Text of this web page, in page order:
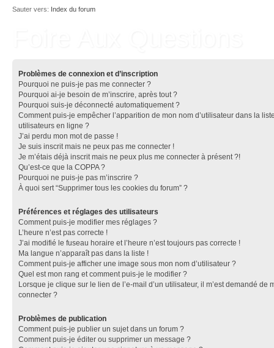
Sauter vers: Index du forum
Problèmes de connexion et d’inscription
Pourquoi ne puis-je pas me connecter ?
Pourquoi ai-je besoin de m’inscrire, après tout ?
Pourquoi suis-je déconnecté automatiquement ?
Comment puis-je empêcher l’apparition de mon nom d’utilisateur dans la
utilisateurs en ligne ?
J’ai perdu mon mot de passe !
Je suis inscrit mais ne peux pas me connecter !
Je m’étais déjà inscrit mais ne peux plus me connecter à présent ?!
Qu’est-ce que la COPPA ?
Pourquoi ne puis-je pas m’inscrire ?
À quoi sert “Supprimer tous les cookies du forum” ?
Préférences et réglages des utilisateurs
Comment puis-je modifier mes réglages ?
L’heure n’est pas correcte !
J’ai modifié le fuseau horaire et l’heure n’est toujours pas correcte !
Ma langue n’apparaît pas dans la liste !
Comment puis-je afficher une image sous mon nom d’utilisateur ?
Quel est mon rang et comment puis-je le modifier ?
Lorsque je clique sur le lien de l’e-mail d’un utilisateur, il m’est demandé de
connecter ?
Problèmes de publication
Comment puis-je publier un sujet dans un forum ?
Comment puis-je éditer ou supprimer un message ?